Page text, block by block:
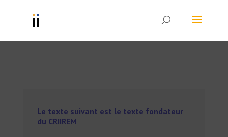
Le texte suivant est le texte fondateur
du CRIIREM